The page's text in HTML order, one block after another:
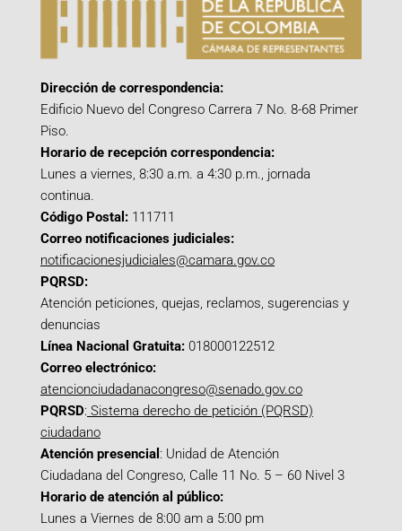
Dirección de correspondencia:
Edificio Nuevo del Congreso Carrera 7 No. 8-68 Primer
Piso.
Horario de recepción correspondencia:
Lunes a viernes, 8:30 a.m. a 4:30 p.m., jornada
continua.
Código Postal: 111711
Correo notificaciones judiciales:
notificacionesjudiciales@camara.gov.co
PQRSD:
Atención peticiones, quejas, reclamos, sugerencias y
denuncias
Línea Nacional Gratuita: 018000122512
Correo electrónico:
atencionciudadanacongreso@senado.gov.co
PQRSD: Sistema derecho de petición (PQRSD)
ciudadano
Atención presencial : Unidad de Atención
Ciudadana del Congreso, Calle 11 No. 5 – 60 Nivel 3
Horario de atención al público:
Lunes a Viernes de 8:00 am a 5:00 pm